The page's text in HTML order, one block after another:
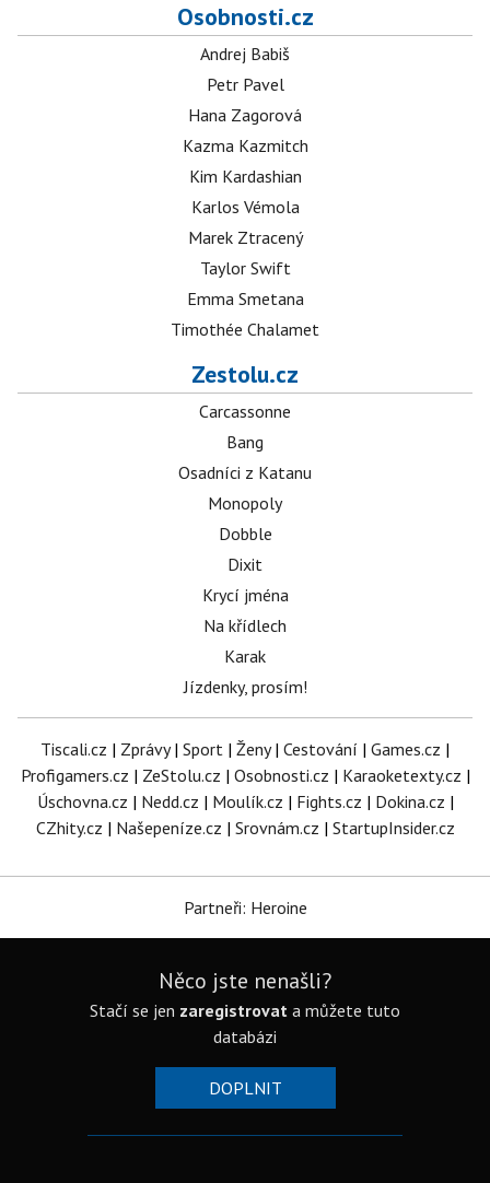
Osobnosti.cz
Andrej Babiš
Petr Pavel
Hana Zagorová
Kazma Kazmitch
Kim Kardashian
Karlos Vémola
Marek Ztracený
Taylor Swift
Emma Smetana
Timothée Chalamet
Zestolu.cz
Carcassonne
Bang
Osadníci z Katanu
Monopoly
Dobble
Dixit
Krycí jména
Na křídlech
Karak
Jízdenky, prosím!
Tiscali.cz | Zprávy| Sport | Ženy| Cestování | Games.cz |
Profigamers.cz | ZeStolu.cz | Osobnosti.cz | Karaoketexty.cz |
Úschovna.cz | Nedd.cz | Moulík.cz | Fights.cz | Dokina.cz |
CZhity.cz | Našepeníze.cz | Srovnám.cz | StartupInsider.cz
Partneři: Heroine
Něco jste nenašli?
Stačí se jen zaregistrovat a můžete tuto
databázi
DOPLNIT